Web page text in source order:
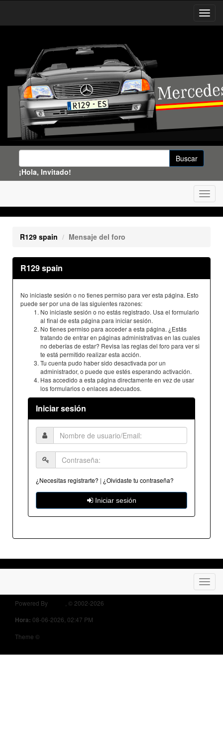
¡Hola, Invitado!
R129 spain Mensaje del foro
R129 spain
No iniciaste sesión o no tienes permiso para ver esta página. Esto
puede ser por una de las siguientes razones:
No iniciaste sesión o no estás registrado. Usa el formulario
al final de esta página para iniciar sesión.
No tienes permiso para acceder a esta página. ¿Estás
tratando de entrar en páginas administrativas en las cuales
no deberías de estar? Revisa las reglas del foro para ver si
te está permitido realizar esta acción.
Tu cuenta pudo haber sido desactivada por un
administrador, o puede que estés esperando activación.
Has accedido a esta página directamente en vez de usar
los formularios o enlaces adecuados.
Iniciar sesión
¿Necesitas registrarte? | ¿Olvidaste tu contraseña?
Iniciar sesión
Powered By , © 2002-2026
Hora: 08-06-2026, 02:47 PM
Theme ©